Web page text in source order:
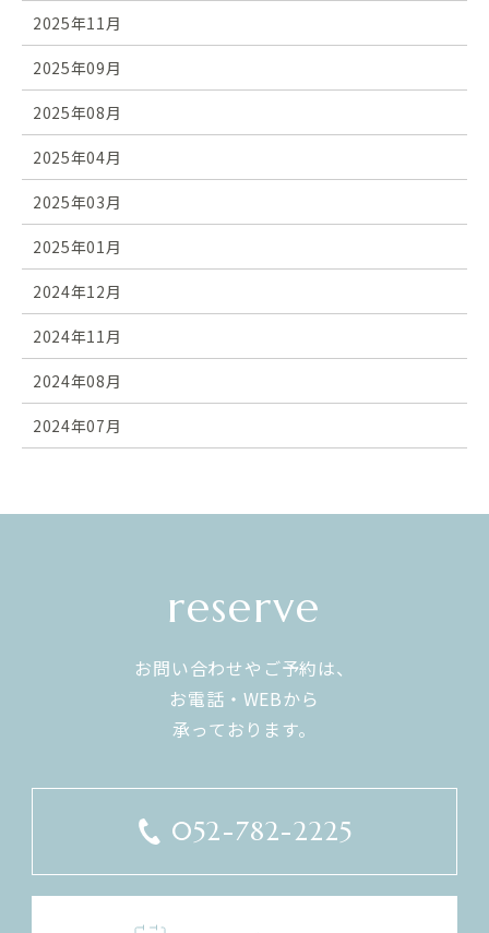
2025年11月
2025年09月
2025年08月
2025年04月
2025年03月
2025年01月
2024年12月
2024年11月
2024年08月
2024年07月
reserve
お問い合わせやご予約は、
お電話・WEBから
​​​​​​​承っております。
052-782-2225